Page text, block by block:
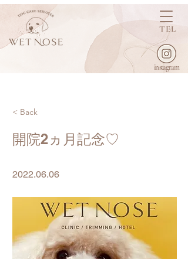
TEL
instagram
< Back
開院2ヵ月記念♡
2022.06.06